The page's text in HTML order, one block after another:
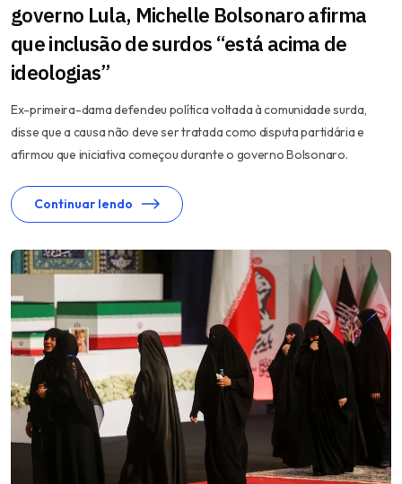
governo Lula, Michelle Bolsonaro afirma
que inclusão de surdos “está acima de
ideologias”
Ex-primeira-dama defendeu política voltada à comunidade surda,
disse que a causa não deve ser tratada como disputa partidária e
afirmou que iniciativa começou durante o governo Bolsonaro.
Continuar lendo